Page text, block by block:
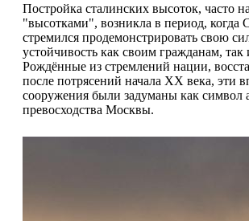
Постройка сталинских высоток, часто
"высотками", возникла в период, когда
стремился продемонстрировать свою
устойчивость как своим гражданам, так
Рождённые из стремлений нации,
после потрясений начала XX века, эти
сооружения были задуманы как символ
превосходства Москвы.